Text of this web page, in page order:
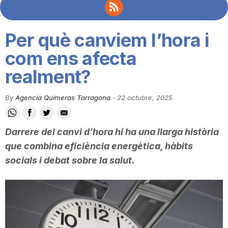
C
u
t
a
Per què canviem l’hora i
com ens afecta
realment?
By Agencia Quimeras Tarragona - 22 octubre, 2025
Darrere del canvi d’hora hi ha una llarga història
que combina eficiència energètica, hàbits
socials i debat sobre la salut.